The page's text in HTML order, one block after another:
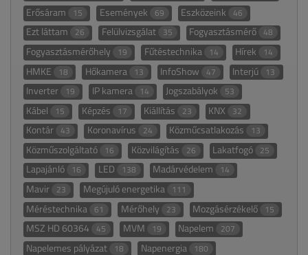
Erősáram 15 Események 69 Eszközeink 46
Ezt láttam 26 Felülvizsgálat 35 Fogyasztásmérő 48
Fogyasztásmérőhely 19 Fűtéstechnika 14 Hírek 14
HMKE 18 Hőkamera 13 InfoShow 47 Interjú 13
Inverter 19 IP kamera 14 Jogszabályok 53
Kábel 15 Képzés 17 Kiállítás 23 KNX 32
Kontár 43 Koronavírus 24 Közműcsatlakozás 13
Közműszolgáltató 16 Közvilágítás 26 Lakatfogó 25
Lapajánló 16 LED 138 Madárvédelem 14
Mavir 23 Megújuló energetika 111
Méréstechnika 61 Mérőhely 23 Mozgásérzékelő 15
MSZ HD 60364 45 MVM 19 Napelem 207
Napelemes pályázat 18 Napenergia 180